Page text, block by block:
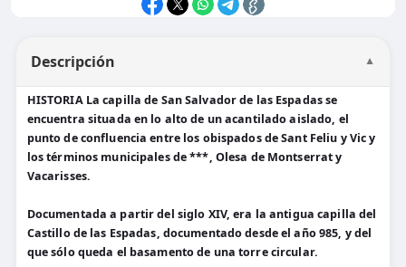
Descripción ▼
HISTORIA La capilla de San Salvador de las Espadas se
encuentra situada en lo alto de un acantilado aislado, el
punto de confluencia entre los obispados de Sant Feliu y Vic y
los términos municipales de ***, Olesa de Montserrat y
Vacarisses.
Documentada a partir del siglo XIV, era la antigua capilla del
Castillo de las Espadas, documentado desde el año 985, y del
que sólo queda el basamento de una torre circular.